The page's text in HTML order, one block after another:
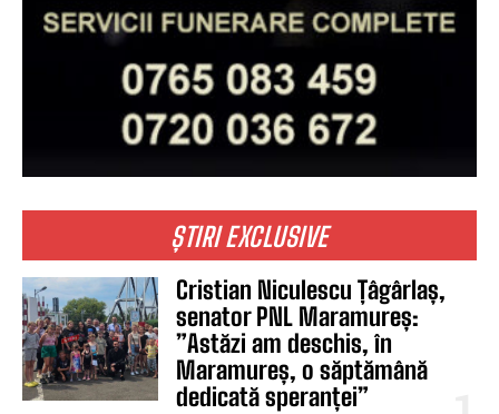
ȘTIRI EXCLUSIVE
Cristian Niculescu Țâgârlaș,
senator PNL Maramureș:
”Astăzi am deschis, în
Maramureș, o săptămână
dedicată speranței”